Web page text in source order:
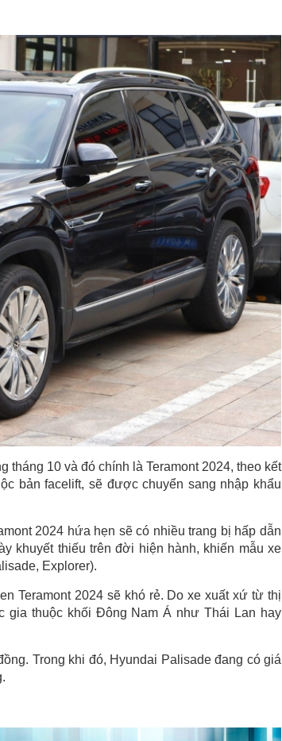
tháng 10 và đó chính là Teramont 2024, theo kết
bản facelift, sẽ được chuyển sang nhập khẩu
2024 hứa hẹn sẽ có nhiều trang bị hấp dẫn
khuyết thiếu trên đời hiện hành, khiến mẫu xe
Explorer).
Teramont 2024 sẽ khó rẻ. Do xe xuất xứ từ thị
gia thuộc khối Đông Nam Á như Thái Lan hay
Trong khi đó, Hyundai Palisade đang có giá